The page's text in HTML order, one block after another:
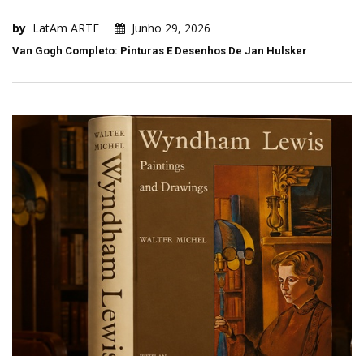
by LatAm ARTE Junho 29, 2026
Van Gogh Completo: Pinturas E Desenhos De Jan Hulsker